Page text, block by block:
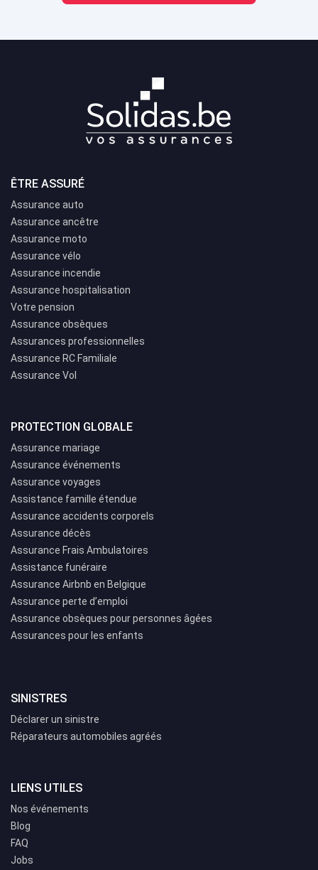
ÊTRE ASSURÉ
Assurance auto
Assurance ancêtre
Assurance moto
Assurance vélo
Assurance incendie
Assurance hospitalisation
Votre pension
Assurance obsèques
Assurances professionnelles
Assurance RC Familiale
Assurance Vol
PROTECTION GLOBALE
Assurance mariage
Assurance événements
Assurance voyages
Assistance famille étendue
Assurance accidents corporels
Assurance décès
Assurance Frais Ambulatoires
Assistance funéraire
Assurance Airbnb en Belgique
Assurance perte d’emploi
Assurance obsèques pour personnes âgées
Assurances pour les enfants
SINISTRES
Déclarer un sinistre
Réparateurs automobiles agréés
LIENS UTILES
Nos événements
Blog
FAQ
Jobs